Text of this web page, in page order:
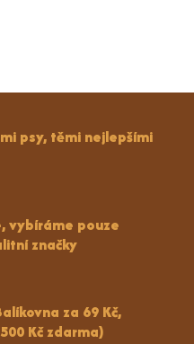
psy, těmi nejlepšími
vybíráme pouze
značky
za 69 Kč,
Kč zdarma)